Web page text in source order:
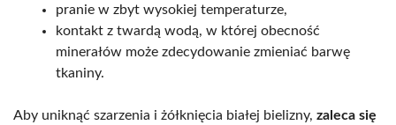
pranie w zbyt wysokiej temperaturze,
kontakt z twardą wodą, w której obecność
minerałów może zdecydowanie zmieniać barwę
tkaniny.
Aby uniknąć szarzenia i żółknięcia białej bielizny, zaleca się